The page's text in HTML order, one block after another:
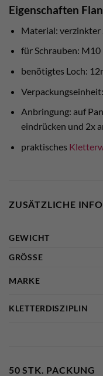
Eigenschaften
Material: verzinkter
für Schrauben: M10
benötigtes Loch:
Anbringung: auf
eindrücken und 2x
praktisches
ZUSÄTZLICHE
GEWICHT
GRÖSSE
MARKE
KLETTERDISZIPLIN
50 STK. PACKUNG